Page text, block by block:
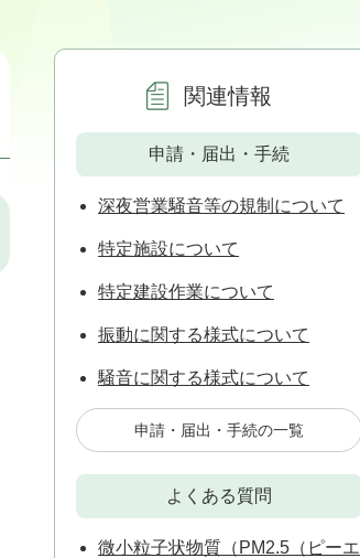
関連情報
申請・届出・手続
深夜営業騒音等の規制について
特定施設について
特定建設作業について
振動に関する様式について
騒音に関する様式について
申請・届出・手続の一覧
よくある質問
微小粒子状物質（PM2.5（ピーエ